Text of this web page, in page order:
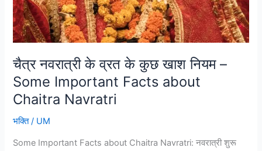
चैत्र नवरात्री के व्रत के कुछ खाश नियम –
Some Important Facts about
Chaitra Navratri
भक्ति/ UM
Some Important Facts about Chaitra Navratri: नवरात्री शुरू
Important
Facts
about
Navratri